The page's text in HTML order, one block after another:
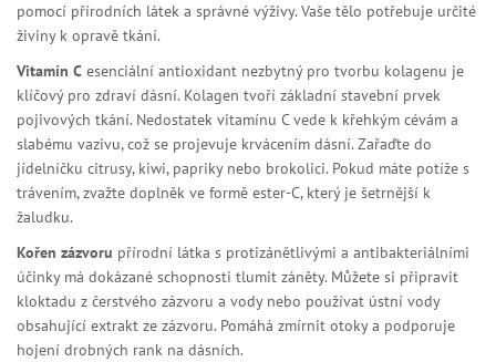
pomocí přírodních látek a správné výživy. Vaše tělo potřebuje určité
živiny k opravě tkání.
Vitamín C esenciální antioxidant nezbytný pro tvorbu kolagenu je
klíčový pro zdraví dásní. Kolagen tvoří základní stavební prvek
pojivových tkání. Nedostatek vitamínu C vede k křehkým cévám a
slabému vazivu, což se projevuje krvácením dásní. Zařaďte do
jídelníčku citrusy, kiwi, papriky nebo brokolici. Pokud máte potíže s
trávením, zvažte doplněk ve formě ester-C, který je šetrnější k
žaludku.
Kořen zázvoru přírodní látka s protizánětlivými a antibakteriálními
účinkymá dokázané schopnosti tlumit záněty. Můžete si připravit
kloktadu z čerstvého zázvoru a vody nebo používat ústní vody
obsahující extrakt ze zázvoru. Pomáhá zmírnit otoky a podporuje
hojení drobných rank na dásních.